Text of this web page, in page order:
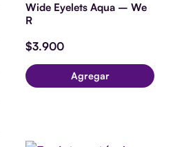
Wide Eyelets Aqua – We
R
$3.900
Agregar